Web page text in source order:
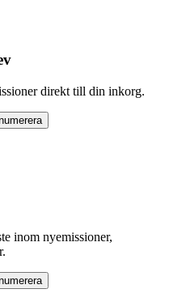
direkt till din inkorg.
inom nyemissioner,